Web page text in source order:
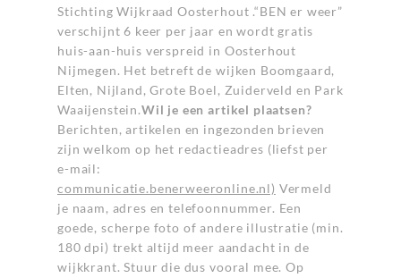
Stichting Wijkraad Oosterhout .“BEN er weer”
verschijnt 6 keer per jaar en wordt gratis
huis-aan-huis verspreid in Oosterhout
Nijmegen. Het betreft de wijken Boomgaard,
Elten, Nijland, Grote Boel, Zuiderveld en Park
Waaijenstein.Wil je een artikel plaatsen?
Berichten, artikelen en ingezonden brieven
zijn welkom op het redactieadres (liefst per
e-mail:
communicatie.benerweeronline.nl) Vermeld
je naam, adres en telefoonnummer. Een
goede, scherpe foto of andere illustratie (min.
180 dpi) trekt altijd meer aandacht in de
wijkkrant. Stuur die dus vooral mee. Op